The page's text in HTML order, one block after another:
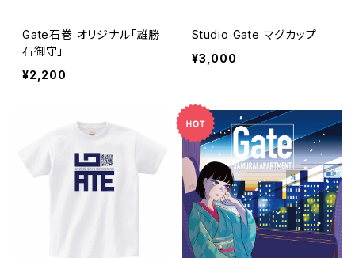
Gate石巻 オリジナル「雄勝
石御守」
¥2,200
Studio Gate マグカップ
¥3,000